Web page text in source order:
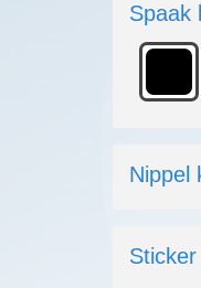
Spaak
Nippel